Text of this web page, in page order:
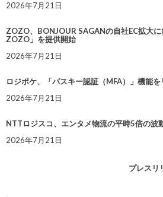
2026年7月21日
ZOZO、BONJOUR SAGANの自社EC拡大
ZOZO」を提供開始
2026年7月21日
ロジポケ、「パスキー認証（MFA）」機能を
2026年7月21日
NTTロジスコ、エンタメ物流の平時5倍の
2026年7月21日
プレスリ